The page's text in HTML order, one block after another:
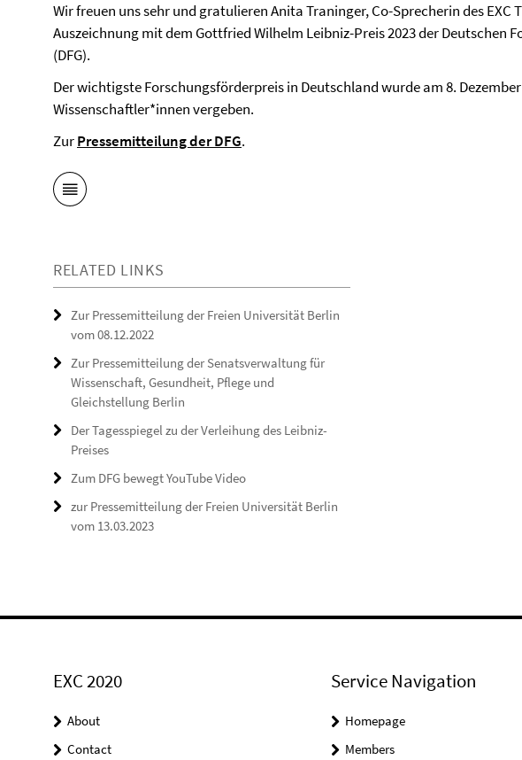
Wir freuen uns sehr und gratulieren Anita Traninger, Co-Sprecherin des EXC
Auszeichnung mit dem Gottfried Wilhelm Leibniz-Preis 2023 der Deutschen
(DFG).
Der wichtigste Forschungsförderpreis in Deutschland wurde am 8. Dezember
Wissenschaftler*innen vergeben.
ZurPressemitteilung der DFG.
RELATED LINKS
Zur Pressemitteilung der Freien Universität Berlin
vom 08.12.2022
Zur Pressemitteilung der Senatsverwaltung für
Wissenschaft, Gesundheit, Pflege und
Gleichstellung Berlin
Der Tagesspiegel zu der Verleihung des Leibniz-
Preises
Zum DFG bewegt YouTube Video
zur Pressemitteilung der Freien Universität Berlin
vom 13.03.2023
EXC 2020
About
Contact
Service Navigation
Homepage
Members